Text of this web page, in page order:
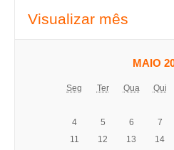
Visualizar mês
MAIO
Seg Ter Qua Qui
4
5 6 7
11
12 13 14